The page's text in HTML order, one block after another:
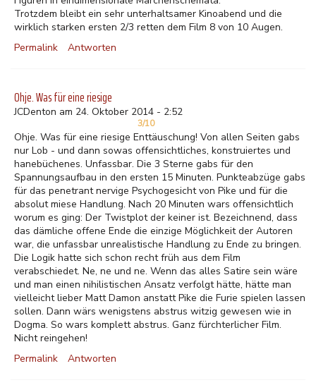
Trotzdem bleibt ein sehr unterhaltsamer Kinoabend und die
wirklich starken ersten 2/3 retten dem Film 8 von 10 Augen.
Permalink
Antworten
Ohje. Was für eine riesige
JCDenton am 24. Oktober 2014 - 2:52
3/10
Ohje. Was für eine riesige Enttäuschung! Von allen Seiten gabs
nur Lob - und dann sowas offensichtliches, konstruiertes und
hanebüchenes. Unfassbar. Die 3 Sterne gabs für den
Spannungsaufbau in den ersten 15 Minuten. Punkteabzüge gabs
für das penetrant nervige Psychogesicht von Pike und für die
absolut miese Handlung. Nach 20 Minuten wars offensichtlich
worum es ging: Der Twistplot der keiner ist. Bezeichnend, dass
das dämliche offene Ende die einzige Möglichkeit der Autoren
war, die unfassbar unrealistische Handlung zu Ende zu bringen.
Die Logik hatte sich schon recht früh aus dem Film
verabschiedet. Ne, ne und ne. Wenn das alles Satire sein wäre
und man einen nihilistischen Ansatz verfolgt hätte, hätte man
vielleicht lieber Matt Damon anstatt Pike die Furie spielen lassen
sollen. Dann wärs wenigstens abstrus witzig gewesen wie in
Dogma. So wars komplett abstrus. Ganz fürchterlicher Film.
Nicht reingehen!
Permalink
Antworten